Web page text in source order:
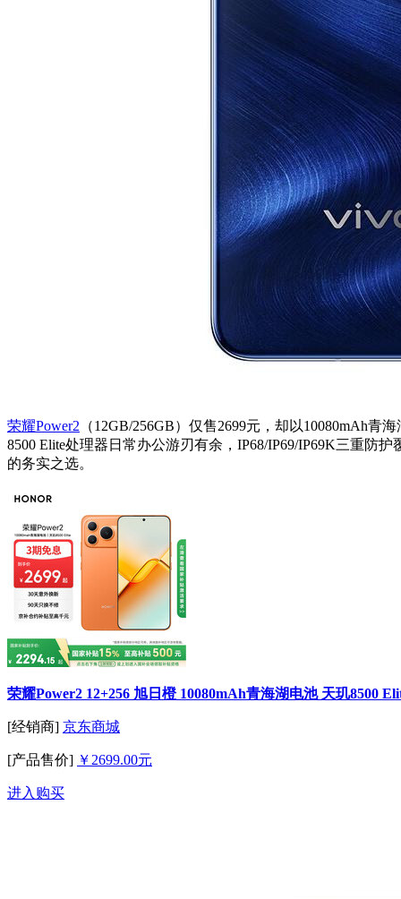
荣耀Power2 （12GB/256GB）仅售2699元，却以10080mAh
8500 Elite处理器日常办公游刃有余，IP68/IP69/IP69K三重防
的务实之选。
荣耀Power2 12+256 旭日橙 10080mAh青海湖电池 天玑8500
[经销商] 京东商城
[产品售价] ￥2699.00元
进入购买